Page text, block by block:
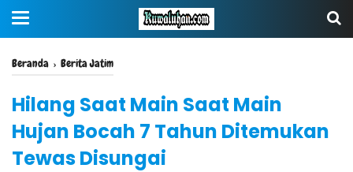
Beranda › Berita Jatim
Hilang Saat Main Saat Main
Hujan Bocah 7 Tahun Ditemukan
Tewas Disungai